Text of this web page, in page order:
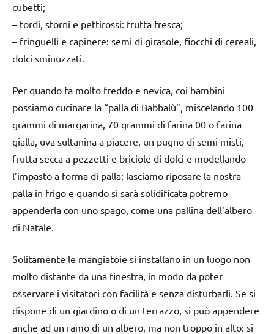
cubetti;
– tordi, storni e pettirossi: frutta fresca;
– fringuelli e capinere: semi di girasole, fiocchi di cereali,
dolci sminuzzati.
Per quando fa molto freddo e nevica, coi bambini
possiamo cucinare la “palla di Babbalù”, miscelando 100
grammi di margarina, 70 grammi di farina 00 o farina
gialla, uva sultanina a piacere, un pugno di semi misti,
frutta secca a pezzetti e briciole di dolci e modellando
l’impasto a forma di palla; lasciamo riposare la nostra
palla in frigo e quando si sarà solidificata potremo
appenderla con uno spago, come una pallina dell’albero
di Natale.
Solitamente le mangiatoie si installano in un luogo non
molto distante da una finestra, in modo da poter
osservare i visitatori con facilità e senza disturbarli. Se si
dispone di un giardino o di un terrazzo, si può appendere
anche ad un ramo di un albero, ma non troppo in alto: si